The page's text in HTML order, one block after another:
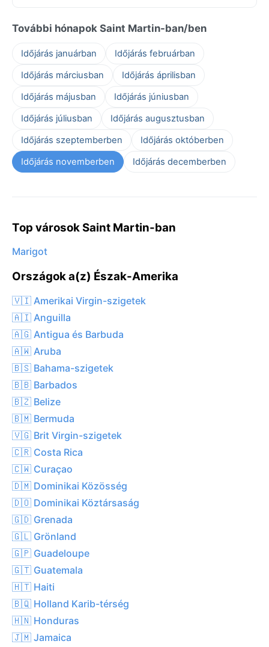
További hónapok Saint Martin-ban/ben
Időjárás januárban
Időjárás februárban
Időjárás márciusban
Időjárás áprilisban
Időjárás májusban
Időjárás júniusban
Időjárás júliusban
Időjárás augusztusban
Időjárás szeptemberben
Időjárás októberben
Időjárás novemberben
Időjárás decemberben
Top városok Saint Martin-ban
Marigot
Országok a(z) Észak-Amerika
🇻🇮 Amerikai Virgin-szigetek
🇦🇮 Anguilla
🇦🇬 Antigua és Barbuda
🇦🇼 Aruba
🇧🇸 Bahama-szigetek
🇧🇧 Barbados
🇧🇿 Belize
🇧🇲 Bermuda
🇻🇬 Brit Virgin-szigetek
🇨🇷 Costa Rica
🇨🇼 Curaçao
🇩🇲 Dominikai Közösség
🇩🇴 Dominikai Köztársaság
🇬🇩 Grenada
🇬🇱 Grönland
🇬🇵 Guadeloupe
🇬🇹 Guatemala
🇭🇹 Haiti
🇧🇶 Holland Karib-térség
🇭🇳 Honduras
🇯🇲 Jamaica